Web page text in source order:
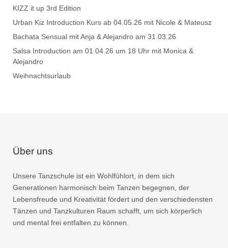
KIZZ it up 3rd Edition
Urban Kiz Introduction Kurs ab 04.05.26 mit Nicole & Mateusz
Bachata Sensual mit Anja & Alejandro am 31.03.26
Salsa Introduction am 01.04.26 um 18 Uhr mit Monica &
Alejandro
Weihnachtsurlaub
Über uns
Unsere Tanzschule ist ein Wohlfühlort, in dem sich
Generationen harmonisch beim Tanzen begegnen, der
Lebensfreude und Kreativität fördert und den verschiedensten
Tänzen und Tanzkulturen Raum schafft, um sich körperlich
und mental frei entfalten zu können.